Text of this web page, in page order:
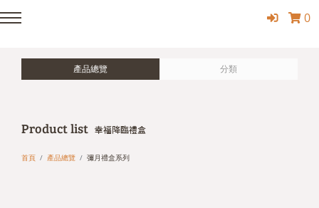
0
產品總覽 分類
Product list 幸福降臨禮盒
首頁 產品總覽 彌月禮盒系列